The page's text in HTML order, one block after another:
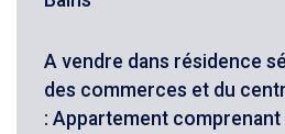
A vendre dans résidence
des commerces et du
: Appartement comprenant